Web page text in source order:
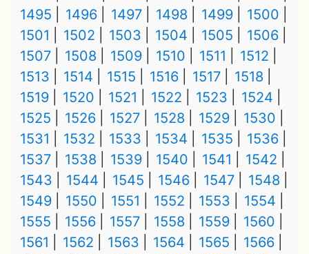
1495
1496 1497 1498 1499
1500
1501
1502 1503 1504 1505
1506
1507
1508 1509 1510 1511
1512
1513
1514 1515 1516 1517
1518
1519
1520 1521 1522 1523
1524
1525
1526 1527 1528 1529
1530
1531
1532 1533 1534 1535
1536
1537
1538 1539 1540 1541
1542
1543
1544 1545 1546 1547
1548
1549
1550 1551 1552 1553
1554
1555
1556 1557 1558 1559
1560
1561
1562 1563 1564 1565
1566